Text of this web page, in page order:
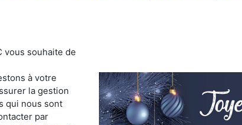
vous souhaite de
à votre
la gestion
qui nous sont
par